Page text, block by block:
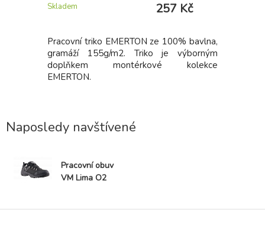
Skladem 257 Kč
Pracovní triko EMERTON ze 100% bavlna,
gramáží 155g/m2. Triko je výborným
doplňkem montérkové kolekce
EMERTON.
Naposledy navštívené
Pracovní obuv
VM Lima O2